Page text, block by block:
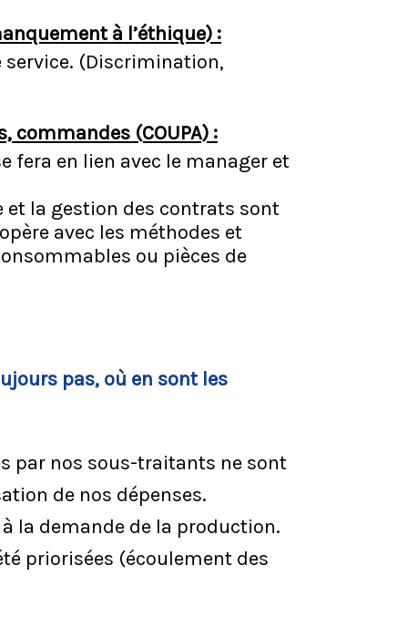
à l’éthique) :
service. (Discrimination,
(COUPA) :
fera en lien avec le manager et
et la gestion des contrats sont
avec les méthodes et
ou pièces de
pas, où en sont les
par nos sous-traitants ne sont
de nos dépenses.
la demande de la production.
priorisées (écoulement des